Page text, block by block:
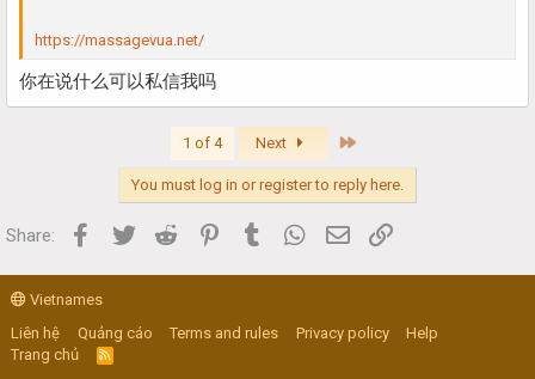
https://massagevua.net/
你在说什么可以私信我吗
1 of 4 Next
You must log in or register to reply here.
Share: Facebook
Twitter Reddit PinterestTumblr WhatsApp
Email
Vietnames
Liên hệ
Quảng cáo Terms and rules Privacy policy
Help
Trang chủ
R
S